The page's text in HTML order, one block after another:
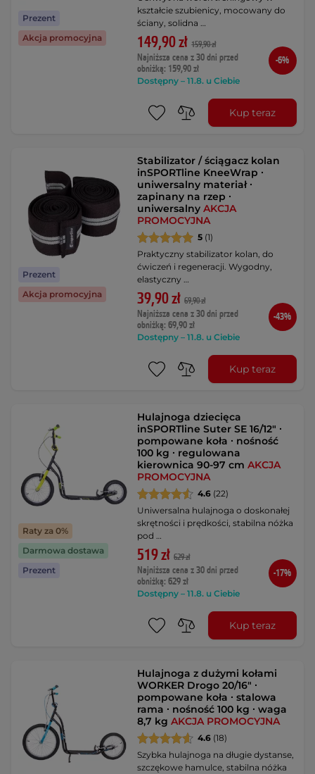
Prezent
Akcja promocyjna
kształcie szubienicy, mocowany do
ściany, solidna …
149,90 zł 159,90 zł
Najniższa cena z 30 dni przed
obniżką: 159,90 zł
Dostępny – 11.8. u Ciebie
-6%
Kup teraz
Prezent
Akcja promocyjna
Stabilizator / ściągacz kolan
inSPORTline KneeWrap ∙
uniwersalny materiał ∙
zapinany na rzep ∙
uniwersalnyAKCJA
PROMOCYJNA
5 (1)
Praktyczny stabilizator kolan, do
ćwiczeń i regeneracji. Wygodny,
elastyczny …
39,90 zł 69,90 zł
Najniższa cena z 30 dni przed
obniżką: 69,90 zł
Dostępny – 11.8. u Ciebie
-43%
Kup teraz
Raty za 0%
Darmowa dostawa
Prezent
Hulajnoga dziecięca
inSPORTline Suter SE 16/12" ∙
pompowane koła ∙ nośność
100 kg ∙ regulowana
kierownica 90-97 cmAKCJA
PROMOCYJNA
4.6 (22)
Uniwersalna hulajnoga o doskonałej
skrętności i prędkości, stabilna nóżka
pod …
519 zł 629 zł
Najniższa cena z 30 dni przed
obniżką: 629 zł
Dostępny – 11.8. u Ciebie
-17%
Kup teraz
Hulajnoga z dużymi kołami
WORKER Drogo 20/16" ∙
pompowane koła ∙ stalowa
rama ∙ nośność 100 kg ∙ waga
8,7 kgAKCJA PROMOCYJNA
4.6 (18)
Szybka hulajnoga na długie dystanse,
szczękowe hamulce, stabilna nóżka